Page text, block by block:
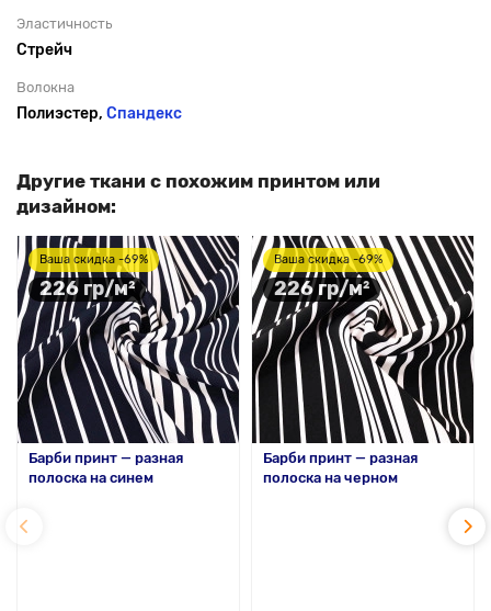
Эластичность
Стрейч
Волокна
Полиэстер, Спандекс
Другие ткани с похожим принтом или
дизайном:
Ваша скидка -69%
226 гр/м²
Барби принт — разная
полоска на синем
Ваша скидка -69%
226 гр/м²
Барби принт — разная
полоска на черном